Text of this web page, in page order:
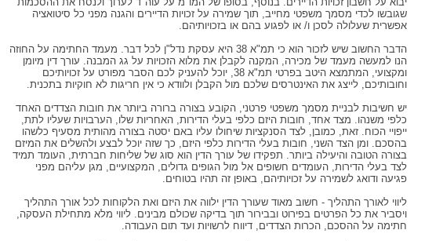
שגובשו לכדי מסמך משפטי מחייב, תוך שמירה על זכויות הדיירים והגנה מפני כל סיטואציה
אפשרית שעלולה לסכן ו/ או לפגוע בהם או בזכויותיהם.
הדבר החשוב שיש לזכור הוא כי תמ"א 38 היא עסקת נדל"ן לכל דבר. מעמד החתימה על החוזה
הנו למעשה מעמד של מכירה, המקנה לקבלן את מלוא הזכויות על גג המבנה. עורך דין מיומן
ומקצועי, המתמצא היטב בפרטי תמ"א 38, יוכל להעניק לכם הסבר מפורט על זכויותיכם
וחובותיכם, לייצג את האינטרסים שלכם מול הקבלן ולוודא כי אין חריגות לא חוקיות בתכנית.
יש חשיבות לבניית מסמך משפטי פרטני, הקובע בצורה ברורה ביותר את חובות הצדדים האחד
כלפי משנהו. מצד אחד, חובות היזם כלפי בעלי הדירות, האחריות שלו, הערבויות שעליו לתת,
ייפויי הכוח. זאת, כמובן, לצד הסנקציות שיחולו עליו באם יסטה בצורה מהותית מסעיף כלשהו
בהסכם. ומן הצד השני, חובות בעלי הדירות כלפי היזם, כך שזה יוכל לבצע ולהשלים את המיזם
בצורה הטובה והיעילה ביותר. תפקידו של עורך הדין הוא סוג של שליחות חברתית, העומד תמיד
לצד בעלי הדירות, העומדים חשופים אל מול הגופים גדולים, המקצועיים, מגן עליהם מפני
פגיעה ודואג לשמירה על זכויותיהם, באופן זה תהיו בטוחים.
ליווי לאורך התהליך - חשוב מאוד שעורך הדין ילווה את היזם ואת הלקוחות לכל אורך התהליך
ויסביר את כל הפרטים בפירוט ובבירור תוך בדיקה שכולם מבינים. ליווי מלא מתחילת העסקה,
חתימה על ההסכם, הכרות הצדדים, דיווח לרשויות ועד תום העבודה.